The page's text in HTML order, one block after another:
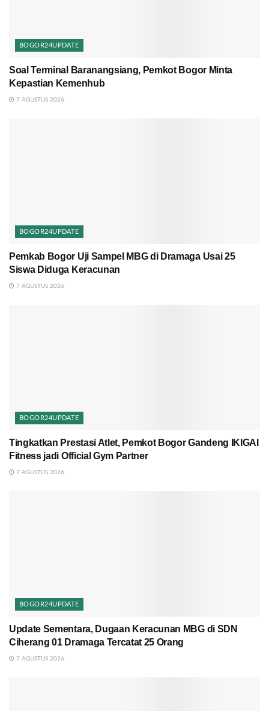
BOGOR24UPDATE
Soal Terminal Baranangsiang, Pemkot Bogor Minta
Kepastian Kemenhub
7 AGUSTUS 2026
BOGOR24UPDATE
Pemkab Bogor Uji Sampel MBG di Dramaga Usai 25
Siswa Diduga Keracunan
7 AGUSTUS 2026
BOGOR24UPDATE
Tingkatkan Prestasi Atlet, Pemkot Bogor Gandeng IKIGAI
Fitness jadi Official Gym Partner
7 AGUSTUS 2026
BOGOR24UPDATE
Update Sementara, Dugaan Keracunan MBG di SDN
Ciherang 01 Dramaga Tercatat 25 Orang
7 AGUSTUS 2026